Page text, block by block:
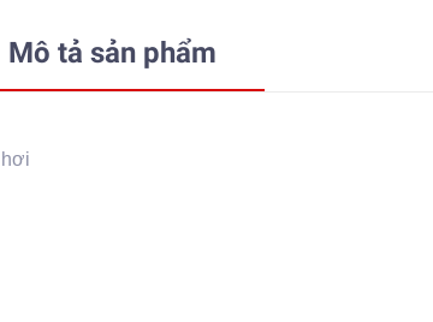
Mô tả sản phẩm